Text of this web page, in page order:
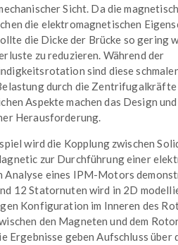
Sicht. Da die
die elektromagnetischen
die Dicke der Brücke so gering
zu reduzieren. Während der
sind diese
durch die Zentrifugalkräfte
Aspekte machen das Design
Herausforderung.
wird die Kopplung zwischen
zur Durchführung einer
Analyse eines IPM-Motors
12 Statornuten wird in 2D
Konfiguration im Inneren des
den Magneten und dem
Ergebnisse geben Aufschluss über